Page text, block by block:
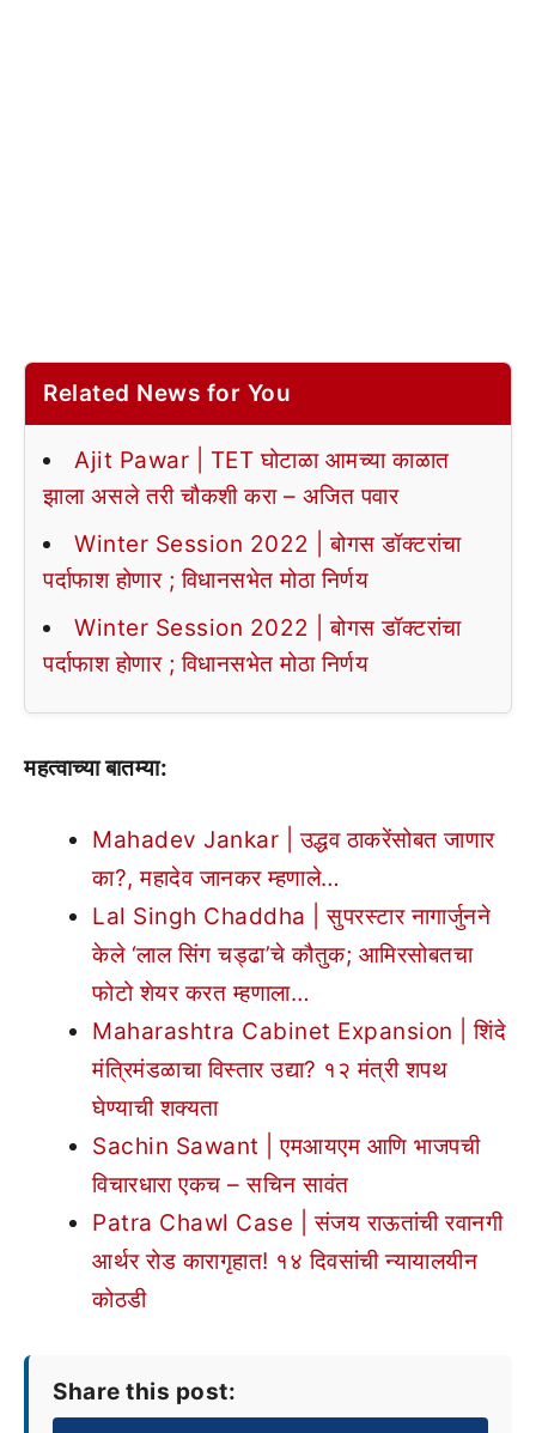
Related News for You
Ajit Pawar | TET घोटाळा आमच्या काळात
झाला असले तरी चौकशी करा – अजित पवार
Winter Session 2022 | बोगस डॉक्टरांचा
पर्दाफाश होणार ; विधानसभेत मोठा निर्णय
Winter Session 2022 | बोगस डॉक्टरांचा
पर्दाफाश होणार ; विधानसभेत मोठा निर्णय
महत्वाच्या बातम्या:
Mahadev Jankar | उद्धव ठाकरेंसोबत जाणार
का?, महादेव जानकर म्हणाले…
Lal Singh Chaddha | सुपरस्टार नागार्जुनने
केले ‘लाल सिंग चड्ढा’चे कौतुक; आमिरसोबतचा
फोटो शेयर करत म्हणाला…
Maharashtra Cabinet Expansion | शिंदे
मंत्रिमंडळाचा विस्तार उद्या? १२ मंत्री शपथ
घेण्याची शक्यता
Sachin Sawant | एमआयएम आणि भाजपची
विचारधारा एकच – सचिन सावंत
Patra Chawl Case | संजय राऊतांची रवानगी
आर्थर रोड कारागृहात! १४ दिवसांची न्यायालयीन
कोठडी
Share this post: